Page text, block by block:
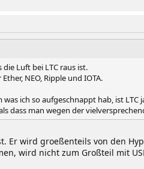
Luft bei LTC raus ist.
NEO, Ripple und IOTA.
ich so aufgeschnappt hab, ist LTC
dass man wegen der
Er wird groeßenteils von den
wird nicht zum Großteil mit